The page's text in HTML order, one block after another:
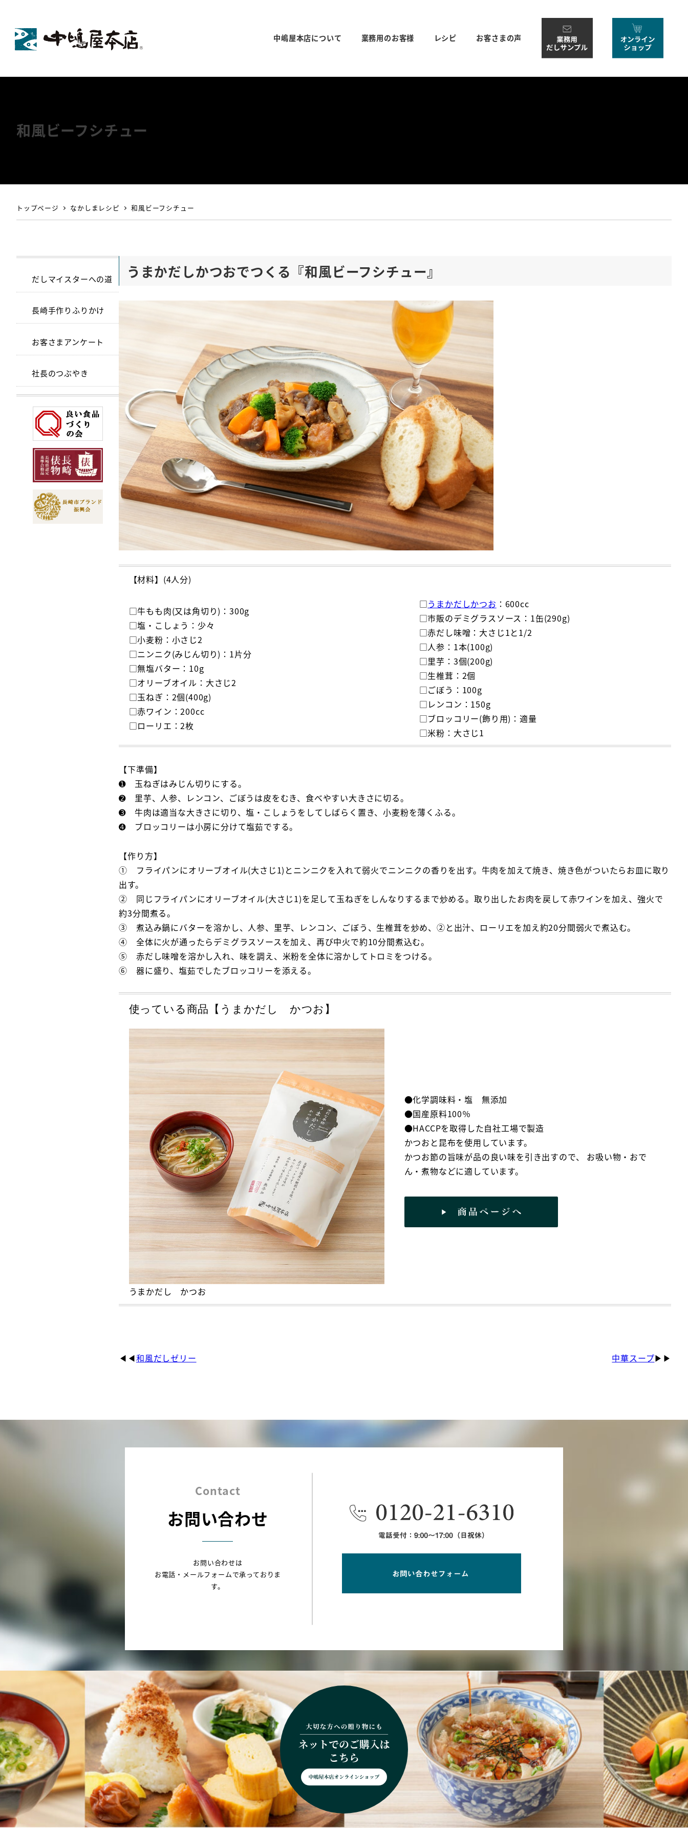
中嶋屋本店について 業務用のお客様 レシピ お客さまの声
和風ビーフシチュー
トップページ なかしまレシピ 和風ビーフシチュー
うまかだしかつおでつくる『和風ビーフシチュー』
【材料】(4人分)
□牛もも肉(又は角切り)：300g
□塩・こしょう：少々
□小麦粉：小さじ2
□ニンニク(みじん切り)：1片分
□無塩バター：10g
□オリーブオイル：大さじ2
□玉ねぎ：2個(400g)
□赤ワイン：200cc
□ローリエ：2枚
□うまかだしかつお ：600cc
□市販のデミグラスソース：1缶(290g)
□赤だし味噌：大さじ1と1/2
□人参：1本(100g)
□里芋：3個(200g)
□生椎茸：2個
□ごぼう：100g
□レンコン：150g
□ブロッコリー(飾り用)：適量
□米粉：大さじ1
【下準備】
➊ 玉ねぎはみじん切りにする。
➋ 里芋、人参、レンコン、ごぼうは皮をむき、食べやすい大きさに切る。
➌ 牛肉は適当な大きさに切り、塩・こしょうをしてしばらく置き、小麦粉を薄くふる。
➍ ブロッコリーは小房に分けて塩茹でする。
【作り方】
① フライパンにオリーブオイル(大さじ1)とニンニクを入れて弱火でニンニクの香りを出す。牛肉を加えて焼き、焼き色がついたらお皿に取り
出す。
② 同じフライパンにオリーブオイル(大さじ1)を足して玉ねぎをしんなりするまで炒める。取り出したお肉を戻して赤ワインを加え、強火で
約3分間煮る。
③ 煮込み鍋にバターを溶かし、人参、里芋、レンコン、ごぼう、生椎茸を炒め、②と出汁、ローリエを加え約20分間弱火で煮込む。
④ 全体に火が通ったらデミグラスソースを加え、再び中火で約10分間煮込む。
⑤ 赤だし味噌を溶かし入れ、味を調え、米粉を全体に溶かしてトロミをつける。
⑥ 器に盛り、塩茹でしたブロッコリーを添える。
使っている商品【うまかだし かつお】
うまかだし かつお
●化学調味料・塩 無添加
●国産原料100％
●HACCPを取得した自社工場で製造
かつおと昆布を使用しています。
かつお節の旨味が品の良い味を引き出すので、 お吸い物・おで
ん・煮物などに適しています。
和風だしゼリー 中華スープ
だしマイスターへの道
長崎手作りふりかけ
お客さまアンケート
社長のつぶやき
Contact
お問い合わせ
お問い合わせは
お電話・メールフォームで承っておりま
す。